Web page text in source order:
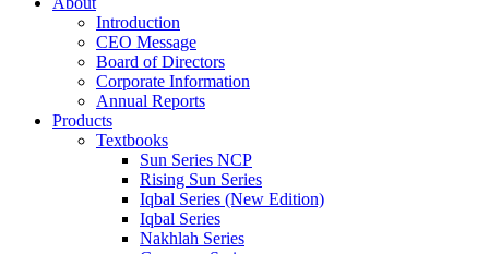
Introduction
CEO Message
Board of Directors
Corporate Information
Annual Reports
Products
Textbooks
Sun Series NCP
Rising Sun Series
Iqbal Series (New Edition)
Iqbal Series
Nakhlah Series